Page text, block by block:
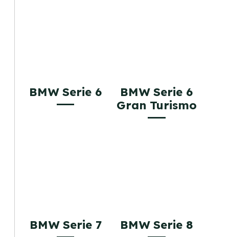
BMW Serie 6
BMW Serie 6
Gran Turismo
BMW Serie 7 BMW Serie 8